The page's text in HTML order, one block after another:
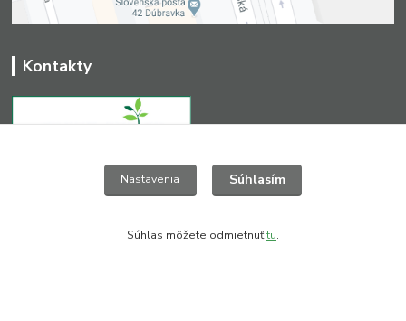
Kontakty
+421 903 411 827
greendesign@nextra.sk
Nastavenia Súhlasím
Súhlas môžete odmietnuťtu.